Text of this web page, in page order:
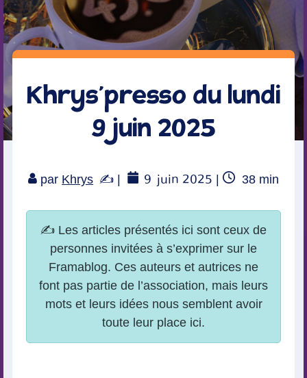
Khrys’presso du lundi
9 juin 2025
par Khrys 9 juin 2025
Temps
38min